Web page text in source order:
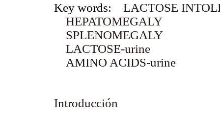
Key words: LACTOSE
HEPATOMEGALY
SPLENOMEGALY
LACTOSE-urine
AMINO ACIDS-urine
Introducción